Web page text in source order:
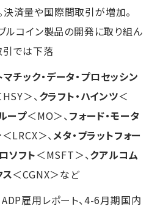
済量や国際間取引が増加。
ルコイン製品の開発に取り組ん
引では下落
マチック・データ・プロセッシン
＞、クラフト・ハインツ＜
ープ＜MO＞、フォード・モータ
＜LRCX＞、メタ・プラットフォー
ソフト＜MSFT＞、クアルコム
＜CGNX＞など
雇用レポート、4-6月期国内